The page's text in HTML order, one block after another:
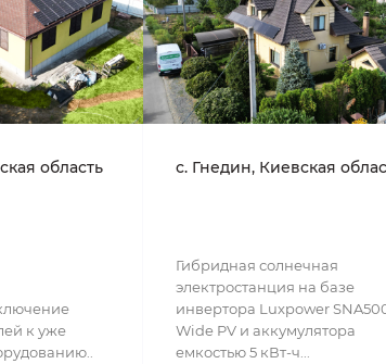
область
к уже
с. Гнедин, Киевская
Гибридная солнечная
электростанция на базе
инвертора Luxpower
Wide PV и аккумулятора
емкостью 5 кВт-ч...